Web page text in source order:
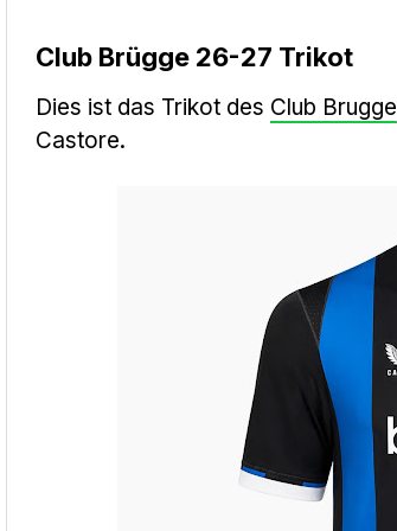
Club Brügge 26-27 Trikot
Dies ist das Trikot des Club Brugge
Castore.